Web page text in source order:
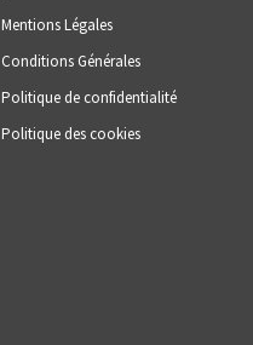
Mentions Légales
Conditions Générales
Politique de confidentialité
Politique des cookies